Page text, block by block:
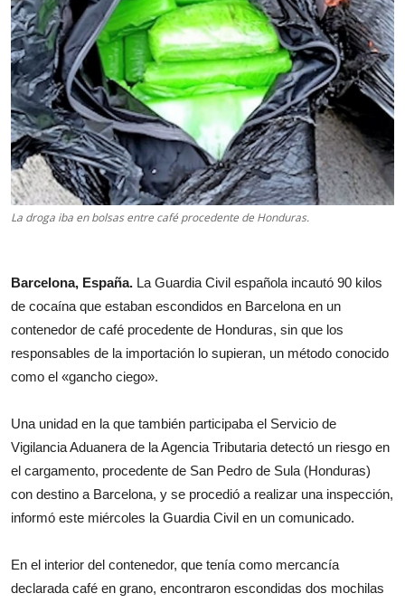
La droga iba en bolsas entre café procedente de Honduras.
Barcelona, España. La Guardia Civil española incautó 90 kilos
de cocaína que estaban escondidos en Barcelona en un
contenedor de café procedente de Honduras, sin que los
responsables de la importación lo supieran, un método conocido
como el «gancho ciego».
Una unidad en la que también participaba el Servicio de
Vigilancia Aduanera de la Agencia Tributaria detectó un riesgo en
el cargamento, procedente de San Pedro de Sula (Honduras)
con destino a Barcelona, y se procedió a realizar una inspección,
informó este miércoles la Guardia Civil en un comunicado.
En el interior del contenedor, que tenía como mercancía
declarada café en grano, encontraron escondidas dos mochilas